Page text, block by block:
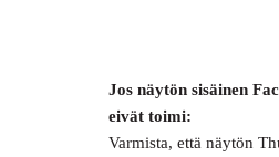
Jos näytön sisäinen
eivät toimi:
Varmista, että näytön